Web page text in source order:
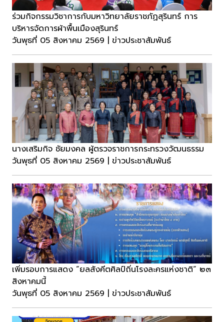
ร่วมกิจกรรมวิชาการกับมหาวิทยาลัยราชภัฏสุรินทร์ การ
บริหารจัดการผ้าพื้นเมืองสุรินทร์
วันพุธที่ 05 สิงหาคม 2569 | ข่าวประชาสัมพันธ์
นางเสริมกิจ ชัยมงคล ผู้ตรวจราชการกระทรวงวัฒนธรรม
วันพุธที่ 05 สิงหาคม 2569 | ข่าวประชาสัมพันธ์
เพิ่มรอบการแสดง “ยลสังคีตศิลป์ถิ่นโรงละครแห่งชาติ“ ๒๓
สิงหาคมนี้
วันพุธที่ 05 สิงหาคม 2569 | ข่าวประชาสัมพันธ์